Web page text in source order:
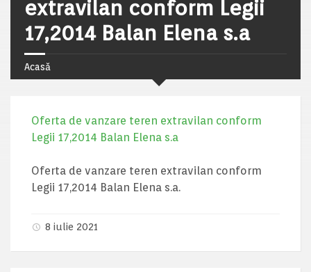
extravilan conform Legii
17,2014 Balan Elena s.a
Acasă
Oferta de vanzare teren extravilan conform
Legii 17,2014 Balan Elena s.a
Oferta de vanzare teren extravilan conform
Legii 17,2014 Balan Elena s.a.
8 iulie 2021